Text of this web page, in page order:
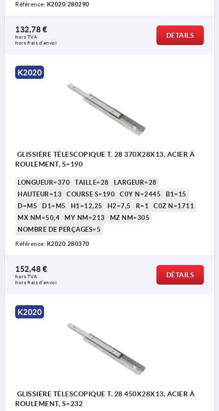
1) Pour vis à tête fraisée DIN EN ISO 10642
2) Vis d'arrêt
Référence: K2020.280290
132,78 €
hors TVA
hors frais d’envoi
DÉTAILS
K2020
GLISSIÉRE TÉLESCOPIQUE T. 28 370X28X13, ACIER À
ROULEMENT, S=190
LONGUEUR=370 TAILLE=28
LARGEUR=28
HAUTEUR=13
COURSE S=190 C0Y N=2445
B1=15
D=M5
D1=M5 H1=12,25 H2=7,5 R=1
C0Z N=1711
MX NM=50,4
MY NM=213
MZ NM=305
NOMBRE DE PERÇAGES=5
Référence: K2020.280370
152,48 €
hors TVA
hors frais d’envoi
DÉTAILS
K2020
GLISSIÉRE TÉLESCOPIQUE T. 28 450X28X13, ACIER À
ROULEMENT, S=232